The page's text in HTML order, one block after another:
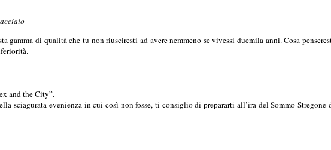
gamma di qualità che tu non riusciresti ad avere nemmeno se vivessi duemila anni. Cosa
and the City”.
sciagurata evenienza in cui così non fosse, ti consiglio di prepararti all’ira del Sommo